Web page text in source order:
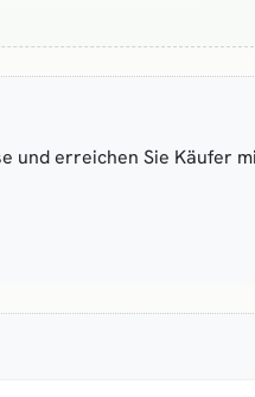
erreichen Sie Käufer